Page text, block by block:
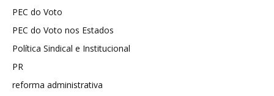
PEC do Voto
PEC do Voto nos Estados
Política Sindical e Institucional
PR
reforma administrativa